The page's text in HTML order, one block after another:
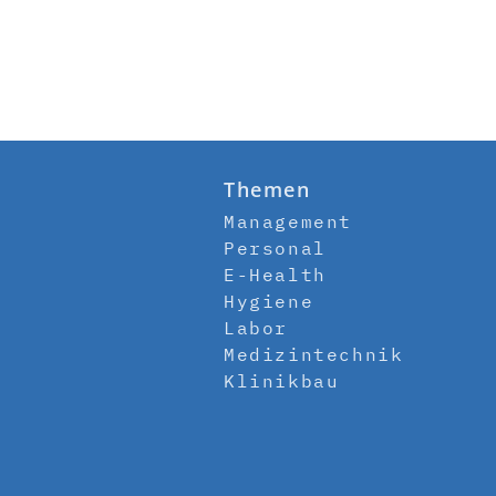
Themen
Management
Personal
E-Health
Hygiene
Labor
Medizintechnik
Klinikbau